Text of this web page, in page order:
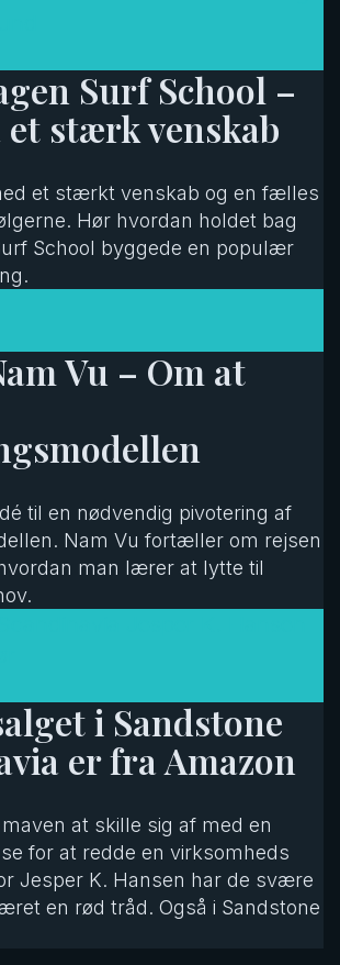
Surf School –
et stærk venskab
et stærkt venskab og en fælles
Hør hvordan holdet bag
School byggede en populær
Vu – Om at
til en nødvendig pivotering af
Nam Vu fortæller om rejsen
man lærer at lytte til
i Sandstone
er fra Amazon
at skille sig af med en
for at redde en virksomheds
Jesper K. Hansen har de svære
en rød tråd. Også i Sandstone